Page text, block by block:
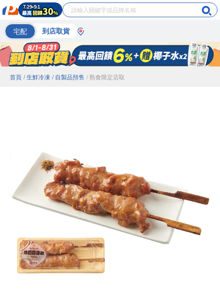
宅配 到店取貨
首頁 / 生鮮冷凍 / 自製品預售 / 熟食限定店取